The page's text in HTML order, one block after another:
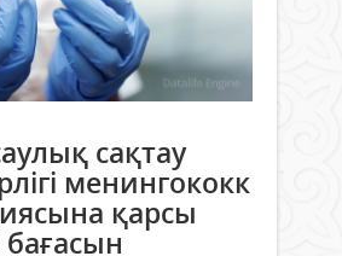
сақтау
менингококк
қарсы
бағасын